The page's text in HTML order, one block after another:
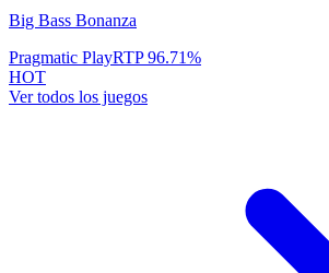
Big Bass Bonanza
Pragmatic PlayRTP96.71%
HOT
Ver todos los juegos